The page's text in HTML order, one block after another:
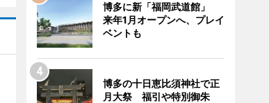
博多に新「福岡武道館」
来年1月オープンへ、プレイ
ベントも
博多の十日恵比須神社で正
月大祭 福引や特別御朱